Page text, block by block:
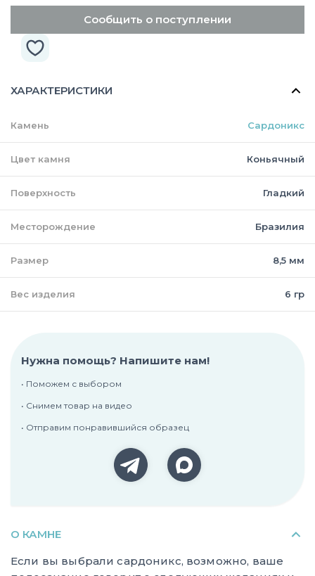
Сообщить о поступлении
ХАРАКТЕРИСТИКИ
Камень Сардоникс
Цвет камня Коньячный
Поверхность Гладкий
Месторождение Бразилия
Размер 8,5 мм
Вес изделия 6 гр
Нужна помощь? Напишите нам!
• Поможем с выбором
• Снимем товар на видео
• Отправим понравившийся образец
О КАМНЕ
Если вы выбрали сардоникс, возможно, ваше